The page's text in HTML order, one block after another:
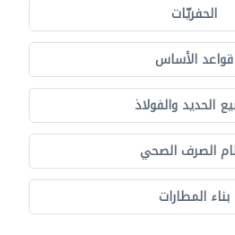
الحفريّات
قواعد الأساس
الحديد والفولاذ
الصرف الصحي
بناء المطارات